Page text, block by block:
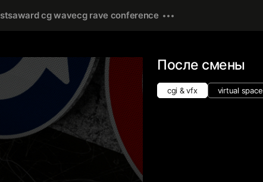
award cg wavecg rave conference
После смены
cgi & vfx virtual space